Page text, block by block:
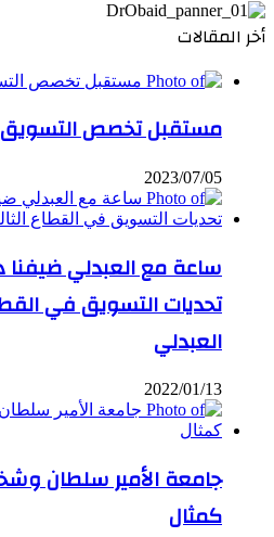
أخر المقالات
مستقبل تخصص التسويق
2023/07/05
ساعة مع العبدلي ضيفنا
تحديات التسويق في
العبدلي
2022/01/13
جامعة الأمير سلطان
كمثال